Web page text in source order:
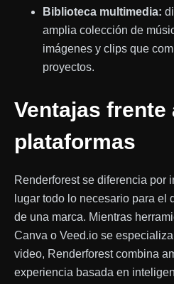
Biblioteca multimedia:
amplia colección de
imágenes y clips que
proyectos.
Ventajas frente
plataformas
Renderforest se diferencia por
lugar todo lo necesario para el
de una marca. Mientras
Canva o Veed.io se
video, Renderforest combina
experiencia basada en